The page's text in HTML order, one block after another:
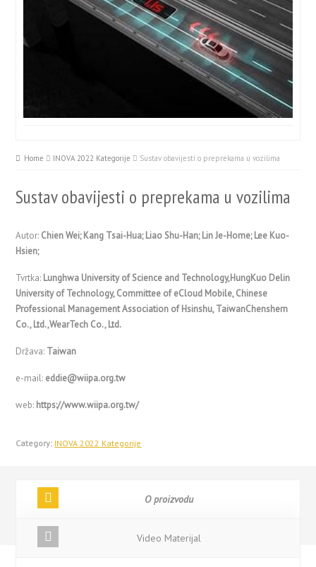
Home INOVA 2022 Kategorije Sustav obavijesti o preprekama u vozilima
Sustav obavijesti o preprekama u vozilima
Autor: Chien Wei; Kang Tsai-Hua; Liao Shu-Han; Lin Je-Home; Lee Kuo-
Hsien;
Tvrtka: Lunghwa University of Science and Technology,HungKuo Delin
University of Technology, Committee of eCloud Mobile, Chinese
Professional Management Association of Hsinshu, TaiwanChenshern
Co., Ltd.,WearTech Co., Ltd.
Država: Taiwan
e-mail: eddie@wiipa.org.tw
web: https://www.wiipa.org.tw/
Category: INOVA 2022 Kategorije
O proizvodu
Video Materijal